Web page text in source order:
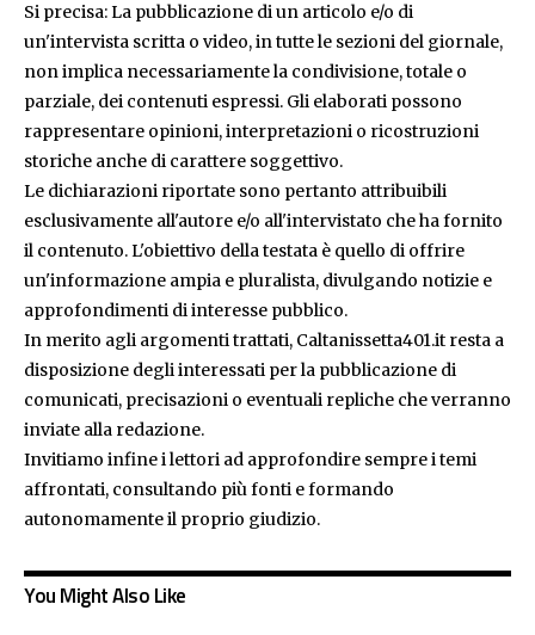
Si precisa: La pubblicazione di un articolo e/o di
un'intervista scritta o video, in tutte le sezioni del giornale,
non implica necessariamente la condivisione, totale o
parziale, dei contenuti espressi. Gli elaborati possono
rappresentare opinioni, interpretazioni o ricostruzioni
storiche anche di carattere soggettivo.
Le dichiarazioni riportate sono pertanto attribuibili
esclusivamente all'autore e/o all'intervistato che ha fornito
il contenuto. L'obiettivo della testata è quello di offrire
un'informazione ampia e pluralista, divulgando notizie e
approfondimenti di interesse pubblico.
In merito agli argomenti trattati, Caltanissetta401.it resta a
disposizione degli interessati per la pubblicazione di
comunicati, precisazioni o eventuali repliche che verranno
inviate alla redazione.
Invitiamo infine i lettori ad approfondire sempre i temi
affrontati, consultando più fonti e formando
autonomamente il proprio giudizio.
You Might Also Like